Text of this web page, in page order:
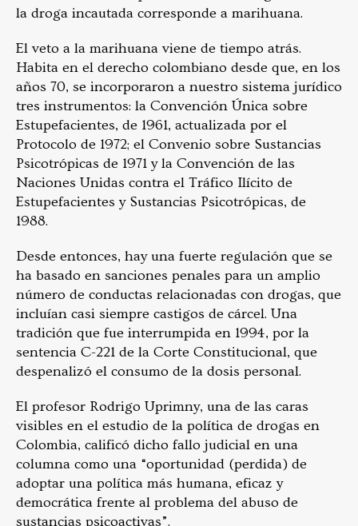
la droga incautada corresponde a marihuana.
El veto a la marihuana viene de tiempo atrás.
Habita en el derecho colombiano desde que, en los
años 70, se incorporaron a nuestro sistema jurídico
tres instrumentos: la Convención Única sobre
Estupefacientes, de 1961, actualizada por el
Protocolo de 1972; el Convenio sobre Sustancias
Psicotrópicas de 1971 y la Convención de las
Naciones Unidas contra el Tráfico Ilícito de
Estupefacientes y Sustancias Psicotrópicas, de
1988.
Desde entonces, hay una fuerte regulación que se
ha basado en sanciones penales para un amplio
número de conductas relacionadas con drogas, que
incluían casi siempre castigos de cárcel. Una
tradición que fue interrumpida en 1994, por la
sentencia C-221 de la Corte Constitucional, que
despenalizó el consumo de la dosis personal.
El profesor Rodrigo Uprimny, una de las caras
visibles en el estudio de la política de drogas en
Colombia, calificó dicho fallo judicial en una
columna como una “oportunidad (perdida) de
adoptar una política más humana, eficaz y
democrática frente al problema del abuso de
sustancias psicoactivas”.